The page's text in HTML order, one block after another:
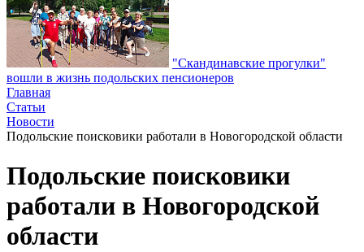
"Скандинавские прогулки"
вошли в жизнь подольских пенсионеров
Главная
Статьи
Новости
Подольские поисковики работали в Новогородской области
Подольские поисковики
работали в Новогородской
области